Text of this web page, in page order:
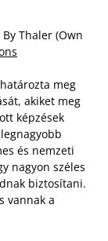
By Thaler (Own
meg
akiket meg
képzések
és nemzeti
nagyon széles
biztosítani.
vannak a